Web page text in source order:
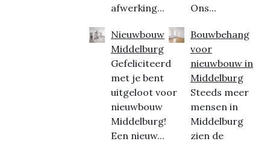
afwerking...
Nieuwbouw
Middelburg
Gefeliciteerd
met je bent
uitgeloot voor
nieuwbouw
Middelburg!
Een nieuw...
Ons...
Bouwbehang
voor
nieuwbouw in
Middelburg
Steeds meer
mensen in
Middelburg
zien de